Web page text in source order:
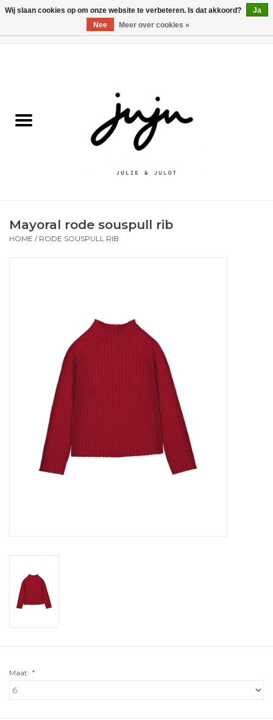
Kledij jongens
Schoenen
Cadeaubonnen
Mayoral rode souspull rib
HOME / RODE SOUSPULL RIB
Maat: *
Wij slaan cookies op om onze website te verbeteren. Is dat akkoord?
Ja
Nee
Meer over cookies »